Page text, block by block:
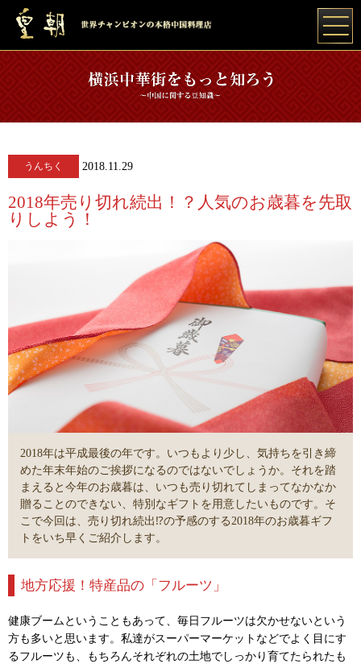
うんちく 2018.11.29
2018年売り切れ続出！？人気のお歳暮を先取
りしよう！
2018年は平成最後の年です。いつもより少し、気持ちを引き締
めた年末年始のご挨拶になるのではないでしょうか。それを踏
まえると今年のお歳暮は、いつも売り切れてしまってなかなか
贈ることのできない、特別なギフトを用意したいものです。そ
こで今回は、売り切れ続出⁉の予感のする2018年のお歳暮ギフ
トをいち早くご紹介します。
地方応援！特産品の「フルーツ」
健康ブームということもあって、毎日フルーツは欠かせないという
方も多いと思います。私達がスーパーマーケットなどでよく目にす
るフルーツも、もちろんそれぞれの土地でしっかり育てたられたも